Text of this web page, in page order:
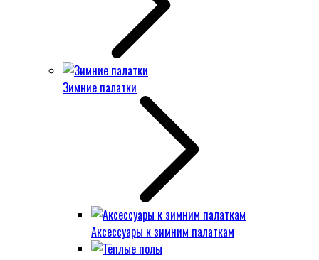
Зимние палатки
Аксессуары к зимним палаткам